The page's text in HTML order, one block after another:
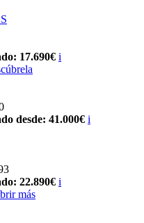
17.690€ i
desde: 41.000€ i
22.890€ i
más